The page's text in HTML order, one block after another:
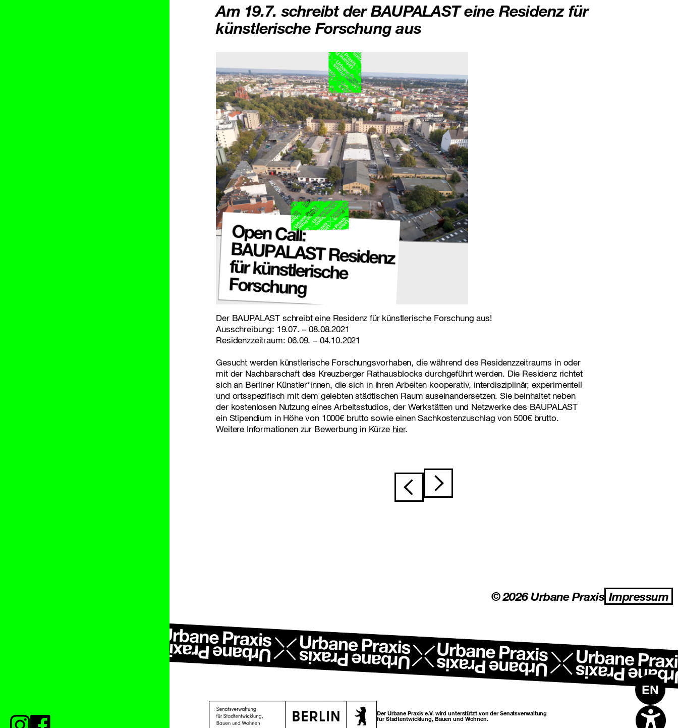
Am 19.7. schreibt der BAUPALAST eine Residenz für
künstlerische Forschung aus
Der BAUPALAST schreibt eine Residenz für künstlerische Forschung aus!
Ausschreibung: 19.07. – 08.08.2021
Residenzzeitraum: 06.09. – 04.10.2021
Gesucht werden künstlerische Forschungsvorhaben, die während des Residenzzeitraums in oder
mit der Nachbarschaft des Kreuzberger Rathausblocks durchgeführt werden. Die Residenz richtet
sich an Berliner Künstler*innen, die sich in ihren Arbeiten kooperativ, interdisziplinär, experimentell
und ortsspezifisch mit dem gelebten städtischen Raum auseinandersetzen. Sie beinhaltet neben
der kostenlosen Nutzung eines Arbeitsstudios, der Werkstätten und Netzwerke des BAUPALAST
ein Stipendium in Höhe von 1000€ brutto sowie einen Sachkostenzuschlag von 500€ brutto.
Weitere Informationen zur Bewerbung in Kürze hier.
Beitragsnavigation
© 2026 Urbane Praxis Impressum
Der Urbane Praxis e.V. wird unterstützt von der Senatsverwaltung
für Stadtentwicklung, Bauen und Wohnen.
EN